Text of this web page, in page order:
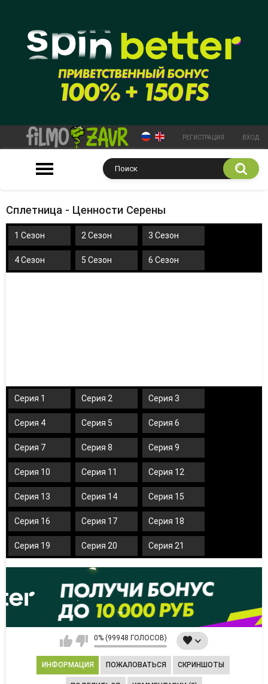
РЕГИСТРАЦИЯ ВХОД
Сплетница - Ценности Серены
1 Сезон 2 Сезон 3 Сезон
4 Сезон 5 Сезон 6 Сезон
Серия 1 Серия 2 Серия 3
Серия 4 Серия 5 Серия 6
Серия 7 Серия 8 Серия 9
Серия 10 Серия 11 Серия 12
Серия 13 Серия 14 Серия 15
Серия 16 Серия 17 Серия 18
Серия 19 Серия 20 Серия 21
0% (99948 ГОЛОСОВ)
ИНФОРМАЦИЯ ПОЖАЛОВАТЬСЯ СКРИНШОТЫ